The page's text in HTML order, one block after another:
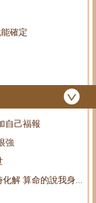
確定
自己福報
強
解 算命的說我身上